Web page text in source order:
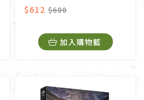
$612 $680
加入購物籃